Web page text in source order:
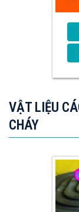
VẬT LIỆU
CHÁY